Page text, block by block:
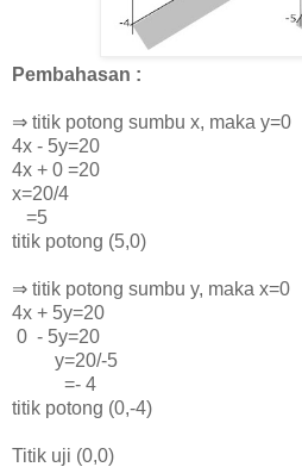
Pembahasan :
⇒ titik potong sumbu x, maka y=0
4x - 5y=20
4x + 0 =20
x=20/4
=5
titik potong (5,0)
⇒ titik potong sumbu y, maka x=0
4x + 5y=20
0 - 5y=20
y=20/-5
=- 4
titik potong (0,-4)
Titik uji (0,0)